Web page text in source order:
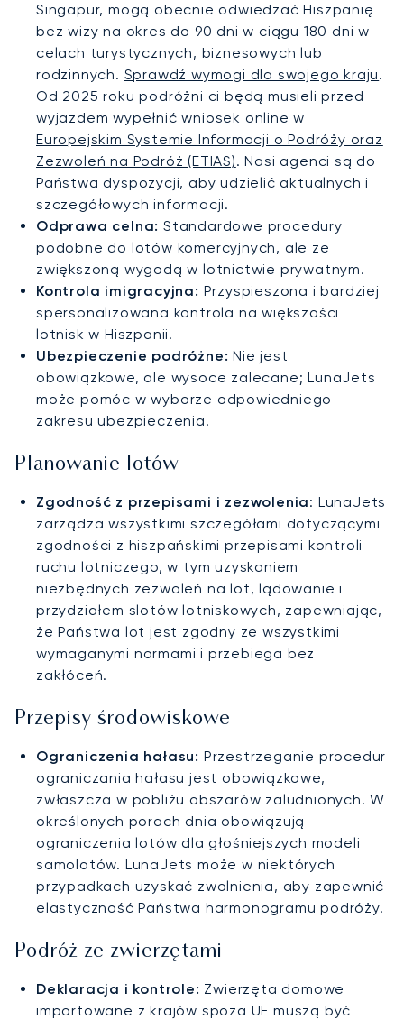
Singapur, mogą obecnie odwiedzać Hiszpanię
bez wizy na okres do 90 dni w ciągu 180 dni w
celach turystycznych, biznesowych lub
rodzinnych. Sprawdź wymogi dla swojego kraju.
Od 2025 roku podróżni ci będą musieli przed
wyjazdem wypełnić wniosek online w
Europejskim Systemie Informacji o Podróży oraz
Zezwoleń na Podróż (ETIAS). Nasi agenci są do
Państwa dyspozycji, aby udzielić aktualnych i
szczegółowych informacji.
Odprawa celna: Standardowe procedury
podobne do lotów komercyjnych, ale ze
zwiększoną wygodą w lotnictwie prywatnym.
Kontrola imigracyjna: Przyspieszona i bardziej
spersonalizowana kontrola na większości
lotnisk w Hiszpanii.
Ubezpieczenie podróżne: Nie jest
obowiązkowe, ale wysoce zalecane; LunaJets
może pomóc w wyborze odpowiedniego
zakresu ubezpieczenia.
Planowanie lotów
Zgodność z przepisami i zezwolenia: LunaJets
zarządza wszystkimi szczegółami dotyczącymi
zgodności z hiszpańskimi przepisami kontroli
ruchu lotniczego, w tym uzyskaniem
niezbędnych zezwoleń na lot, lądowanie i
przydziałem slotów lotniskowych, zapewniając,
że Państwa lot jest zgodny ze wszystkimi
wymaganymi normami i przebiega bez
zakłóceń.
Przepisy środowiskowe
Ograniczenia hałasu: Przestrzeganie procedur
ograniczania hałasu jest obowiązkowe,
zwłaszcza w pobliżu obszarów zaludnionych. W
określonych porach dnia obowiązują
ograniczenia lotów dla głośniejszych modeli
samolotów. LunaJets może w niektórych
przypadkach uzyskać zwolnienia, aby zapewnić
elastyczność Państwa harmonogramu podróży.
Podróż ze zwierzętami
Deklaracja i kontrole: Zwierzęta domowe
importowane z krajów spoza UE muszą być